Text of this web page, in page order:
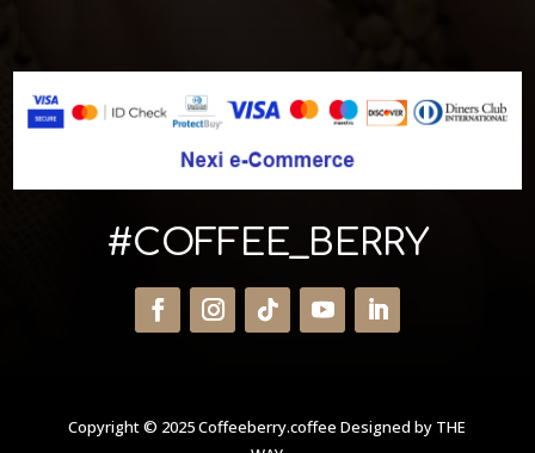
#COFFEE_BERRY
Copyright © 2025 Coffeeberry.coffee Designed by THE